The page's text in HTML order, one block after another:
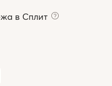
в Сплит